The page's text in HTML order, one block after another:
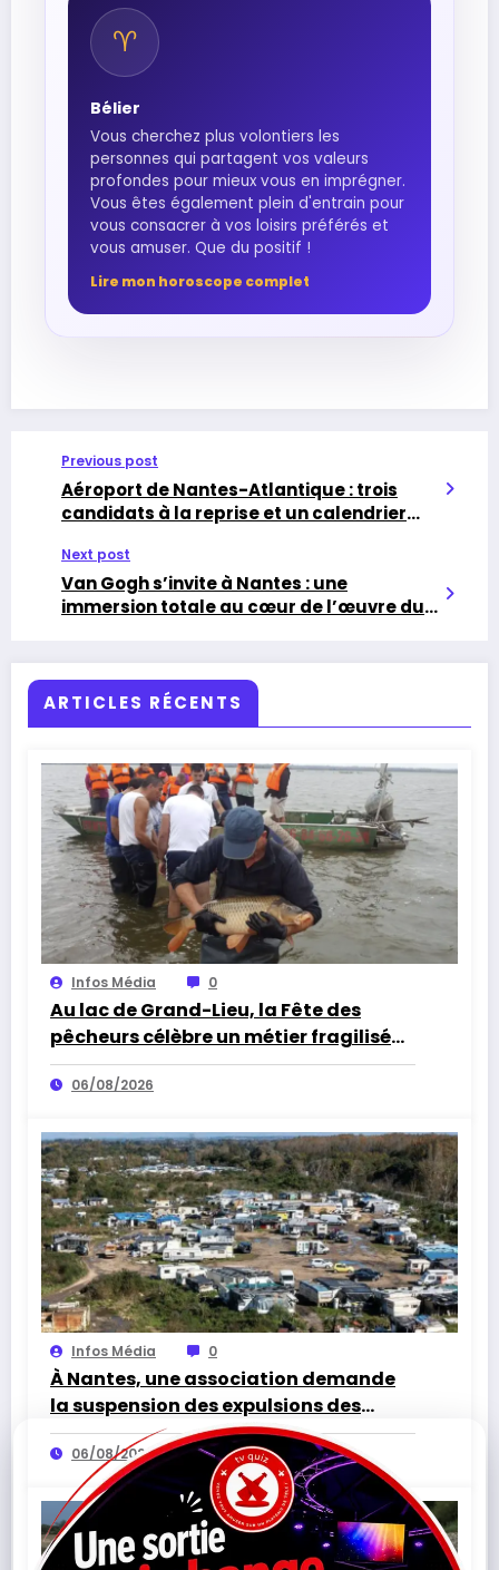
♈︎
Bélier
Vous cherchez plus volontiers les
personnes qui partagent vos valeurs
profondes pour mieux vous en imprégner.
Vous êtes également plein d'entrain pour
vous consacrer à vos loisirs préférés et
vous amuser. Que du positif !
Lire mon horoscope complet
Previous post
Aéroport de Nantes-Atlantique : trois
candidats à la reprise et un calendrier
Next post
Van Gogh s’invite à Nantes : une
immersion totale au cœur de l’œuvre du
ARTICLES RÉCENTS
Infos Média 0
Au lac de Grand-Lieu, la Fête des
pêcheurs célèbre un métier fragilisé
par les cormorans et la sécheresse
06/08/2026
Infos Média 0
À Nantes, une association demande
la suspension des expulsions des
bidonvilles sans solution de
relogement
06/08/2026